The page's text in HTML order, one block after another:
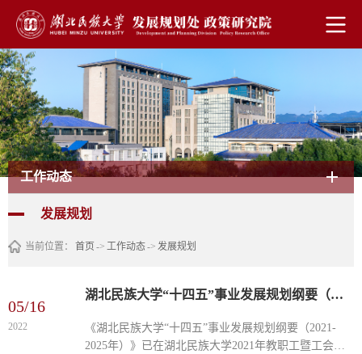
工作动态
发展规划
当前位置： 首页 -> 工作动态-> 发展规划
05/16
2022
湖北民族大学“十四五”事业发展规划纲要（2021-2025年）（民大党发〔2022〕14号）
《湖北民族大学“十四五”事业发展规划纲要（2021-
2025年）》已在湖北民族大学2021年教职工暨工会会